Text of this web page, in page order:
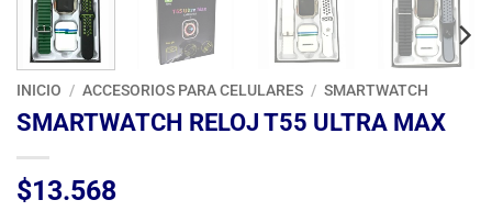
INICIO / ACCESORIOS PARA CELULARES / SMARTWATCH
SMARTWATCH RELOJ T55 ULTRA MAX
$13.568